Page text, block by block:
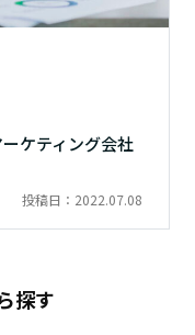
ケティング会社
投稿日：2022.07.08
探す